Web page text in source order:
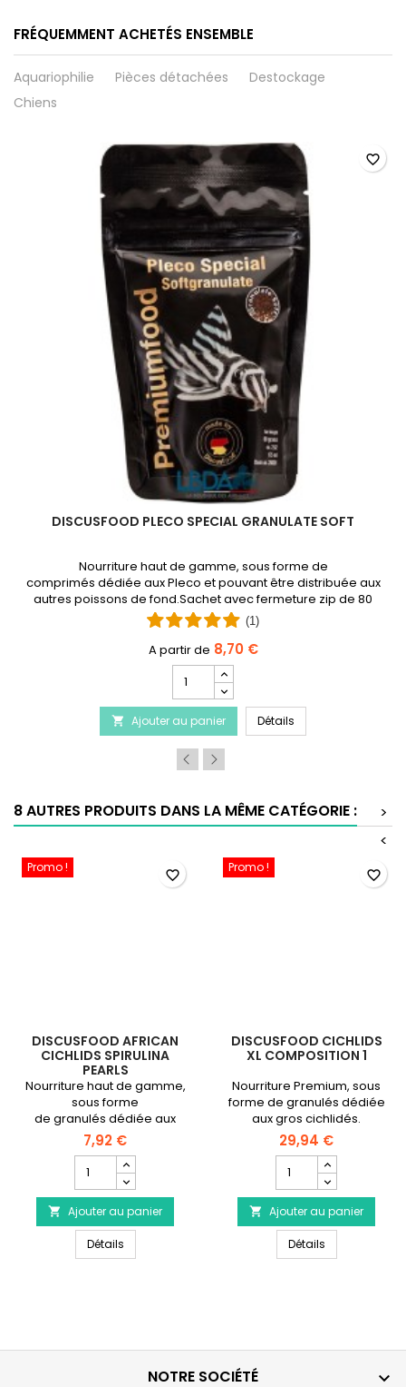
FRÉQUEMMENT ACHETÉS ENSEMBLE
Aquariophilie Pièces détachées
Destockage
Chiens
DISCUSFOOD PLECO SPECIAL GRANULATE SOFT
Nourriture haut de gamme, sous forme de
comprimés dédiée aux Pleco et pouvant être distribuée aux
autres poissons de fond.Sachet avec fermeture zip de 80
grammes.
(1)
8,70 €
quantité
du
produit
DISCUSFOOD
Pleco
Special
Soft
 Ajouter au panier Détails
favorite_border
8 AUTRES PRODUITS DANS LA MÊME CATÉGORIE :
>
<
Promo !
DISCUSFOOD AFRICAN
CICHLIDS SPIRULINA
PEARLS
Nourriture haut de gamme,
sous forme
de granulés dédiée aux
cichlidés africains
herbivores.Sachet avec
fermeture zip de 80
grammes.
7,92 €
quantité
du
produit
DISCUSFOOD
African
Cichlids
 Ajouter au panier
DétailsDISCUSFOOD African Cichlids Spirulina Pearls
favorite_border Promo !
DISCUSFOOD CICHLIDS
XL COMPOSITION 1
Nourriture Premium, sous
forme de granulés dédiée
aux gros cichlidés.
29,94 €
quantité
du
produit
DISCUSFOOD
Cichlids
XL
 Ajouter au panier
DétailsDISCUSFOOD
favorite_border
NOTRE SOCIÉTÉ 